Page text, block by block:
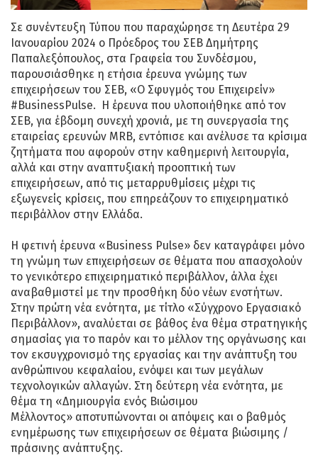
Σε συνέντευξη Τύπου που παραχώρησε τη Δευτέρα 29
Ιανουαρίου 2024 ο Πρόεδρος του ΣΕΒ Δημήτρης
Παπαλεξόπουλος, στα Γραφεία του Συνδέσμου,
παρουσιάσθηκε η ετήσια έρευνα γνώμης των
επιχειρήσεων του ΣΕΒ, «Ο Σφυγμός του Επιχειρείν»
#BusinessPulse. Η έρευνα που υλοποιήθηκε από τον
ΣΕΒ, για έβδομη συνεχή χρονιά, με τη συνεργασία της
εταιρείας ερευνών MRB, εντόπισε και ανέλυσε τα κρίσιμα
ζητήματα που αφορούν στην καθημερινή λειτουργία,
αλλά και στην αναπτυξιακή προοπτική των
επιχειρήσεων, από τις μεταρρυθμίσεις μέχρι τις
εξωγενείς κρίσεις, που επηρεάζουν το επιχειρηματικό
περιβάλλον στην Ελλάδα.
Η φετινή έρευνα «Business Pulse» δεν καταγράφει μόνο
τη γνώμη των επιχειρήσεων σε θέματα που απασχολούν
το γενικότερο επιχειρηματικό περιβάλλον, άλλα έχει
αναβαθμιστεί με την προσθήκη δύο νέων ενοτήτων.
Στην πρώτη νέα ενότητα, με τίτλο «Σύγχρονο Εργασιακό
Περιβάλλον», αναλύεται σε βάθος ένα θέμα στρατηγικής
σημασίας για το παρόν και το μέλλον της οργάνωσης και
τον εκσυγχρονισμό της εργασίας και την ανάπτυξη του
ανθρώπινου κεφαλαίου, ενόψει και των μεγάλων
τεχνολογικών αλλαγών. Στη δεύτερη νέα ενότητα, με
θέμα τη «Δημιουργία ενός Βιώσιμου
Μέλλοντος» αποτυπώνονται οι απόψεις και ο βαθμός
ενημέρωσης των επιχειρήσεων σε θέματα βιώσιμης /
πράσινης ανάπτυξης.